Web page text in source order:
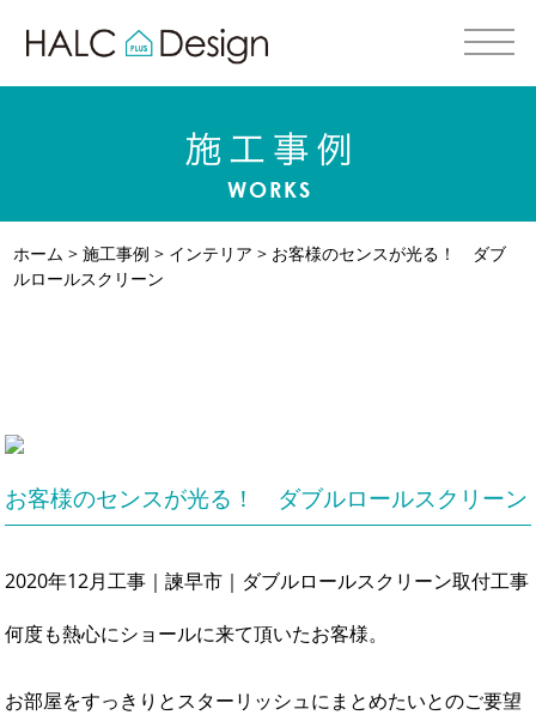
ホーム >施工事例 > インテリア > お客様のセンスが光る！ ダブ
ルロールスクリーン
お客様のセンスが光る！ ダブルロールスクリーン
2020年12月工事｜諫早市｜ダブルロールスクリーン取付工事
何度も熱心にショールに来て頂いたお客様。
お部屋をすっきりとスターリッシュにまとめたいとのご要望